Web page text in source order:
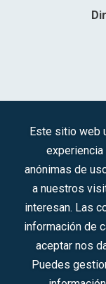
Sociedad Mercantil
Inscrita en el R.M.
Este sitio web
anónimas de
a nuestros
interesan. Las
información de
aceptar nos
Puedes